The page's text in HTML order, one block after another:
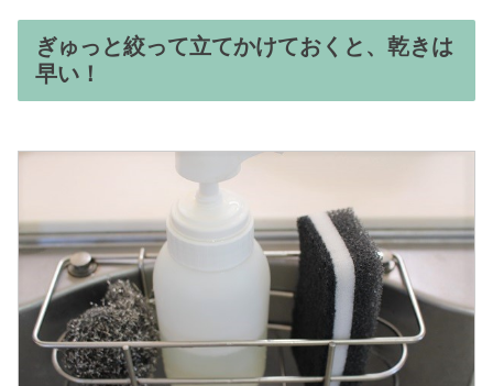
ぎゅっと絞って立てかけておくと、乾きは
早い！